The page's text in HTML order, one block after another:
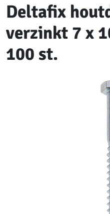
Deltafix
verzinkt 7 x
100 st.